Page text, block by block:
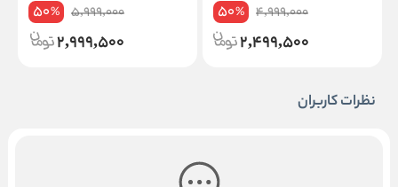
4,999,000
50%
2,499,500
5,999,000
50%
2,999,500
نظرات کاربران